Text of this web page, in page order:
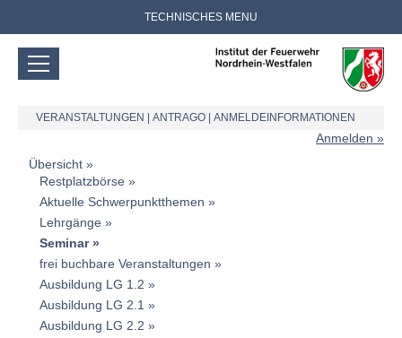
TECHNISCHES MENU
VERANSTALTUNGEN ANTRAGO ANMELDEINFORMATIONEN
Anmelden
Übersicht
Restplatzbörse
Aktuelle Schwerpunktthemen
Lehrgänge
Seminar
frei buchbare Veranstaltungen
Ausbildung LG 1.2
Ausbildung LG 2.1
Ausbildung LG 2.2